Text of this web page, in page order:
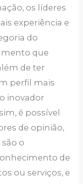
os líderes
experiência e
do
que
de ter
perfil mais
inovador
é possível
de opinião,
o
de
ou serviços, e